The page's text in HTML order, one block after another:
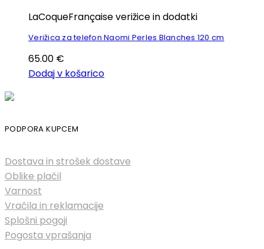
LaCoqueFrançaise verižice in dodatki
Verižica za telefon Naomi Perles Blanches 120 cm
65.00 €
Dodaj v košarico
PODPORA KUPCEM
Dostava in strošek dostave
Oblike plačil
Varnost
Vračila in reklamacije
Splošni pogoji
Pogosta vprašanja